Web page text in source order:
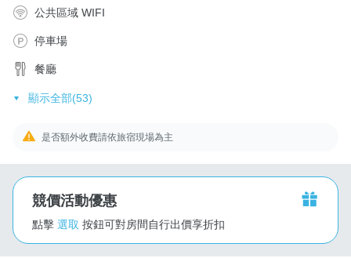
公共區域 WIFI
停車場
餐廳
顯示全部(53)
是否額外收費請依旅宿現場為主
競價活動優惠
點擊 選取 按鈕可對房間自行出價享折扣